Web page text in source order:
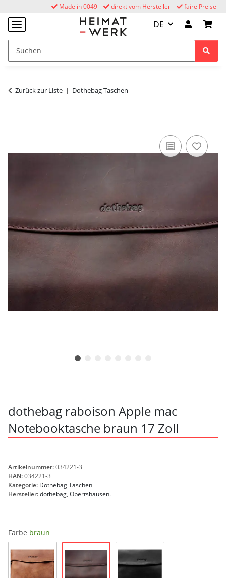
faire Preise
direkt vom Hersteller
Made in 0049
DE
Zurück zur Liste Dothebag Taschen
dothebag raboison Apple mac
Notebooktasche braun 17 Zoll
Artikelnummer:034221-3
HAN:034221-3
Kategorie: Dothebag Taschen
Hersteller:dothebag, Obertshausen.
Farbe braun